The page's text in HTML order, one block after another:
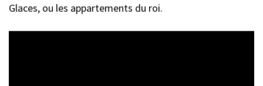
Glaces, ou les appartements du roi.